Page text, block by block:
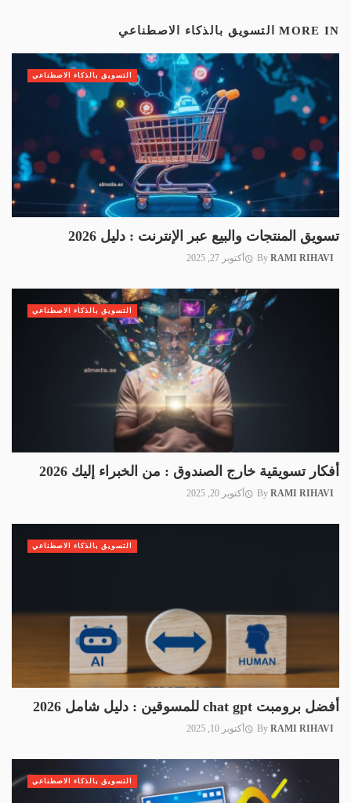
MORE IN التسويق بالذكاء الاصطناعي
تسويق المنتجات والبيع عبر الإنترنت : دليل 2026
By RAMI RIHAVI أكتوبر 27, 2025
التسويق بالذكاء الاصطناعي
أفكار تسويقية خارج الصندوق : من الخبراء إليك 2026
By RAMI RIHAVI أكتوبر 20, 2025
التسويق بالذكاء الاصطناعي
أفضل برومبت chat gpt للمسوقين : دليل شامل 2026
By RAMI RIHAVI أكتوبر 10, 2025
التسويق بالذكاء الاصطناعي
التسويق بالذكاء الاصطناعي